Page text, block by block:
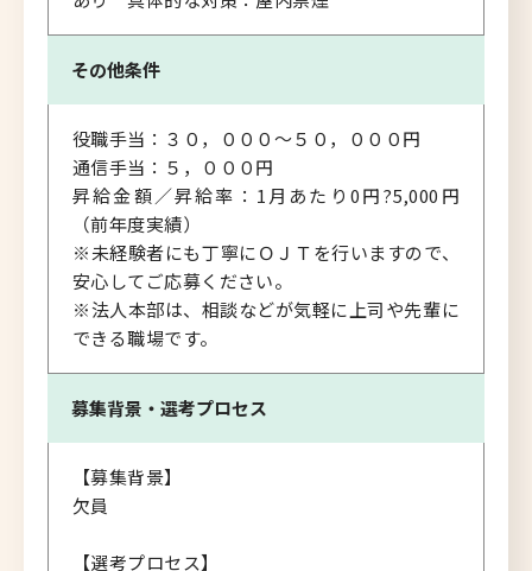
その他条件
役職手当：３０，０００～５０，０００円
通信手当：５，０００円
昇給金額／昇給率：1月あたり0円?5,000円
（前年度実績）
※未経験者にも丁寧にＯＪＴを行いますので、
安心してご応募ください。
※法人本部は、相談などが気軽に上司や先輩に
できる職場です。
募集背景・ 選考プロセス
【募集背景】
欠員
【選考プロセス】